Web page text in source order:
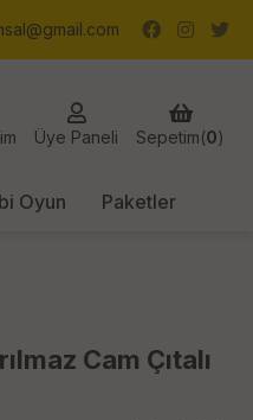
Üye Paneli Sepetim(0)
Oyun Paketler
Cam Çıtalı